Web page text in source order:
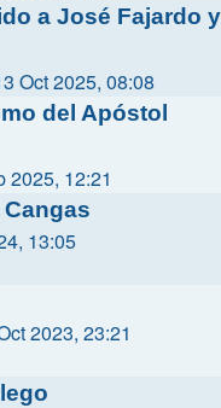
a José Fajardo y
Oct 2025, 08:08
del Apóstol
2025, 12:21
13:05
2023, 23:21